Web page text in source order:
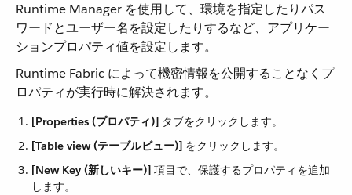
Runtime Manager を使用して、環境を指定したりパス
ワードとユーザー名を設定したりするなど、アプリケー
ションプロパティ値を設定します。
Runtime Fabric によって機密情報を公開することなくプ
ロパティが実行時に解決されます。
[Properties (プロパティ)] ​ タブをクリックします。
[Table view (テーブルビュー)] ​ をクリックします。
[New Key (新しいキー)] ​ 項目で、保護するプロパティを追加
します。